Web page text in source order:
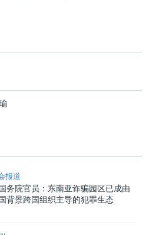
报道
务院官员：东南亚诈骗园区已成由
背景跨国组织主导的犯罪生态